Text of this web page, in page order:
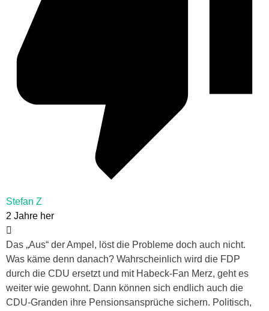
Stefan Z
2 Jahre her
Das „Aus“ der Ampel, löst die Probleme doch auch nicht.
Was käme denn danach? Wahrscheinlich wird die FDP
durch die CDU ersetzt und mit Habeck-Fan Merz, geht es
weiter wie gewohnt. Dann können sich endlich auch die
CDU-Granden ihre Pensionsansprüche sichern. Politisch,